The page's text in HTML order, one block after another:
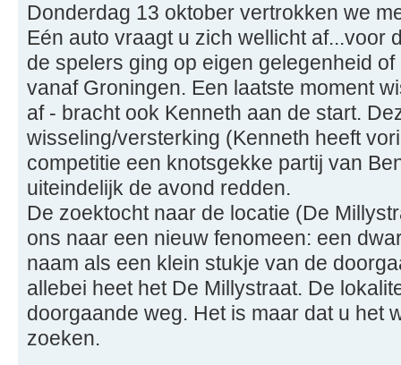
Donderdag 13 oktober vertrokken we
Eén auto vraagt u zich wellicht af...voor
de spelers ging op eigen gelegenheid
vanaf Groningen. Een laatste moment
af - bracht ook Kenneth aan de start.
wisseling/versterking (Kenneth heeft
competitie een knotsgekke partij van
uiteindelijk de avond redden.
De zoektocht naar de locatie (De
ons naar een nieuw fenomeen: een
naam als een klein stukje van de
allebei heet het De Millystraat. De
doorgaande weg. Het is maar dat u het
zoeken.